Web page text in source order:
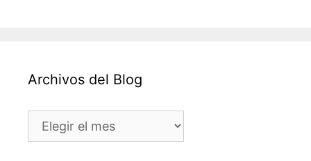
Archivos del Blog
Archivos